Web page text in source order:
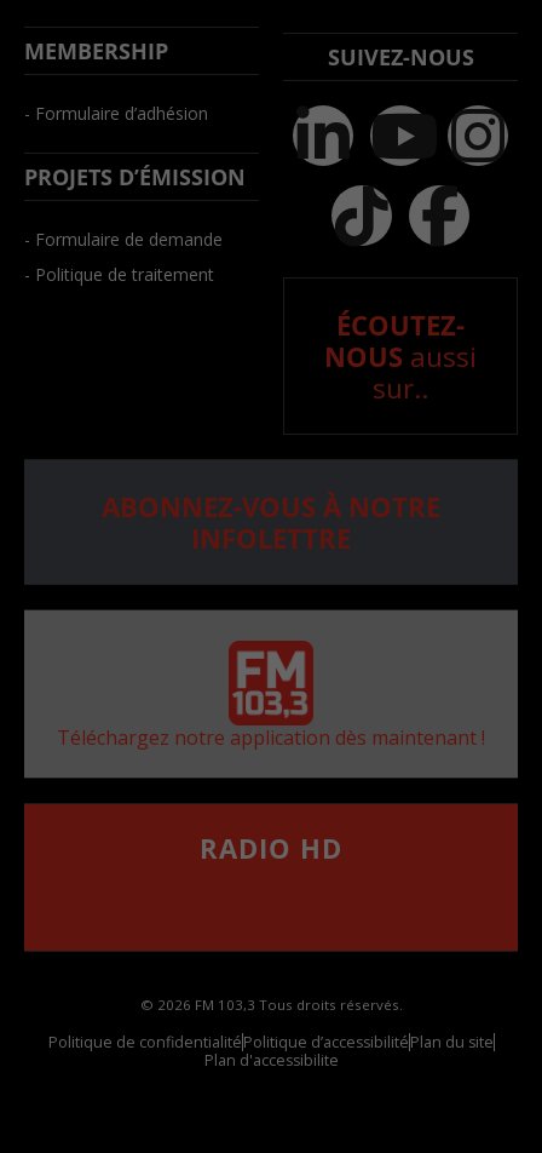
MEMBERSHIP
- Formulaire d’adhésion
PROJETS D’ÉMISSION
- Formulaire de demande
- Politique de traitement
SUIVEZ-NOUS
ÉCOUTEZ-
NOUS aussi
sur..
ABONNEZ-VOUS À NOTRE
INFOLETTRE
Téléchargez notre application dès maintenant !
RADIO HD
© 2026 FM 103,3 Tous droits réservés.
Politique de confidentialitéPolitique d’accessibilitéPlan du site
Plan d'accessibilite